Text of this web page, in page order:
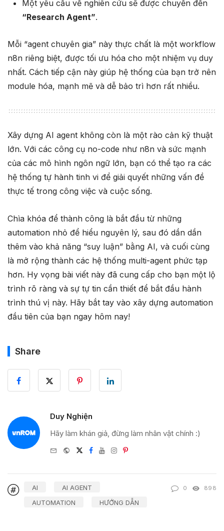
Một yêu cầu về nghiên cứu sẽ được chuyển đến
“Research Agent”.
Mỗi “agent chuyên gia” này thực chất là một workflow
n8n riêng biệt, được tối ưu hóa cho một nhiệm vụ duy
nhất. Cách tiếp cận này giúp hệ thống của bạn trở nên
module hóa, mạnh mẽ và dễ bảo trì hơn rất nhiều.
Xây dựng AI agent không còn là một rào cản kỹ thuật
lớn. Với các công cụ no-code như n8n và sức mạnh
của các mô hình ngôn ngữ lớn, bạn có thể tạo ra các
hệ thống tự hành tinh vi để giải quyết những vấn đề
thực tế trong công việc và cuộc sống.
Chìa khóa để thành công là bắt đầu từ những
automation nhỏ để hiểu nguyên lý, sau đó dần dần
thêm vào khả năng “suy luận” bằng AI, và cuối cùng
là mở rộng thành các hệ thống multi-agent phức tạp
hơn. Hy vọng bài viết này đã cung cấp cho bạn một lộ
trình rõ ràng và sự tự tin cần thiết để bắt đầu hành
trình thú vị này. Hãy bắt tay vào xây dựng automation
đầu tiên của bạn ngay hôm nay!
Share
Duy Nghiện
Hãy làm khán giả, đừng làm nhân vật chính :)
e-
WebsiteTwitter
Facebook
YoutubeInstagram
Pinterest
AI
AI AGENT
AUTOMATION
HƯỚNG DẪN
0 898